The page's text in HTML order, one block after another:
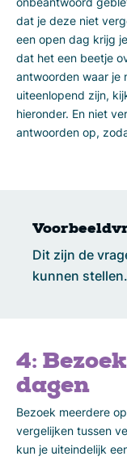
dat je deze niet
een open dag krijg
dat het een beetje
antwoorden waar je
uiteenlopend zijn,
hieronder. En niet
antwoorden op,
Dit zijn de
kunnen
4:
dagen
Bezoek meerdere
vergelijken tussen
kun je uiteindelijk